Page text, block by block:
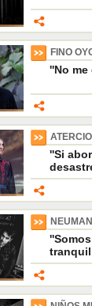
FINO
''No
''Si
NEUMAN